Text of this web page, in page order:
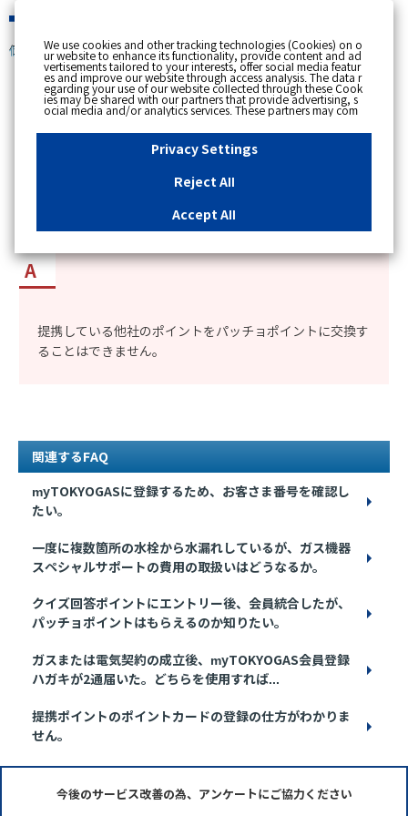
個人のお客さま
[ トップへ戻る ]
カテゴリー表示
更新日時 : 2023/09/13 16:22
提携している他社のポイントをパッチョポイント
に交換することはできるか知りたい。
提携している他社のポイントをパッチョポイントに交換す
ることはできません。
関連するFAQ
myTOKYOGASに登録するため、お客さま番号を確認し
たい。
一度に複数箇所の水栓から水漏れしているが、ガス機器
スペシャルサポートの費用の取扱いはどうなるか。
クイズ回答ポイントにエントリー後、会員統合したが、
パッチョポイントはもらえるのか知りたい。
ガスまたは電気契約の成立後、myTOKYOGAS会員登録
ハガキが2通届いた。どちらを使用すれば...
提携ポイントのポイントカードの登録の仕方がわかりま
せん。
今後のサービス改善の為、アンケートにご協力ください
We use cookies and other tracking technologies (Cookies) on o
ur website to enhance its functionality, provide content and ad
vertisements tailored to your interests, offer social media featur
es and improve our website through access analysis. The data r
egarding your use of our website collected through these Cook
ies may be shared with our partners that provide advertising, s
ocial media and/or analytics services. These partners may com
bine the data shared by us with other data that you have provi
ded to them or that they have collected from your use of their s
ervices or other websites to analyse and optimise advertisemen
ts delivered to you by businesses other than us on the internet.
essary Cookies, please click "Reject All". If you agree to the use
of all Cookies, please click "Accept All". To select your preferen
u can change your consent or rejection settings at any time by c
"Privacy Settings"button on this banner or through y
our browser's "Settings". For more information regarding the pr
site, please refer to the link below.Cookies DetailsPrivacy Polic
y
Privacy Settings
Reject All
Accept All